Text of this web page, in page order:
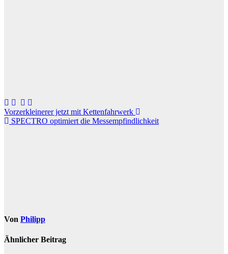
Beitragsnavigation
Vorzerkleinerer jetzt mit Kettenfahrwerk
SPECTRO optimiert die Messempfindlichkeit
Von Philipp
Ähnlicher Beitrag